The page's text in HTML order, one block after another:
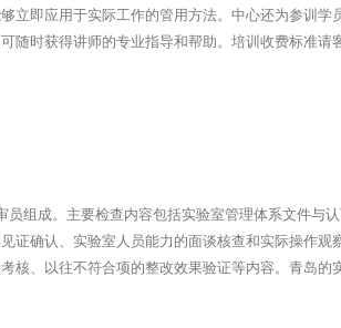
立即应用于实际工作的管用方法。中心还为参训学
随时获得讲师的专业指导和帮助。培训收费标准请
组成。主要检查内容包括实验室管理体系文件与
证确认、实验室人员能力的面谈核查和实际操作观
核、以往不符合项的整改效果验证等内容。青岛的